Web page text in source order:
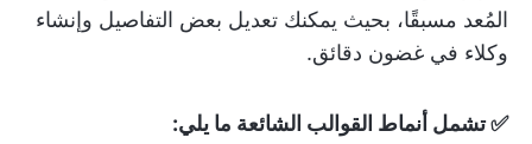
المُعد مسبقًا، بحيث يمكنك تعديل بعض التفاصيل وإنشاء
وكلاء في غضون دقائق.
✅ تشمل أنماط القوالب الشائعة ما يلي: